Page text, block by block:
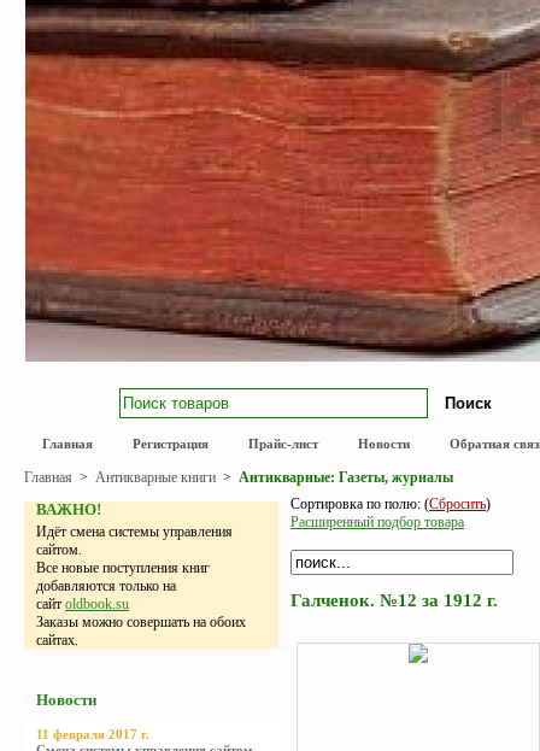
Главная Регистрация Прайс-лист Новости Обратная
Главная > Антикварные книги > Антикварные: Газеты, журналы
ВАЖНО!
Идёт смена системы управления
сайтом.
Все новые поступления книг
добавляются только на
сайт oldbook.su
Заказы можно совершать на обоих
сайтах.
Новости
11 февраля 2017 г.
Сортировка по полю: (Сбросить)
Расширенный подбор товара
Галченок. №12 за 1912 г.